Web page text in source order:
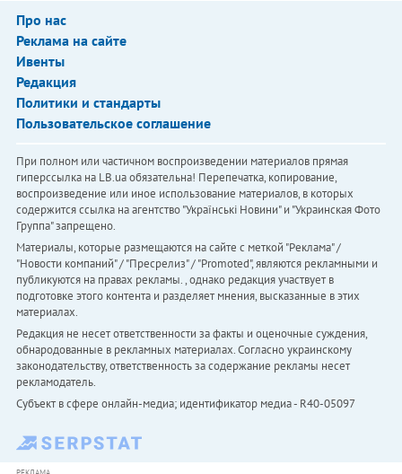
Про нас
Реклама на сайте
Ивенты
Редакция
Политики и стандарты
Пользовательское соглашение
При полном или частичном воспроизведении материалов прямая
гиперссылка на LB.ua обязательна! Перепечатка, копирование,
воспроизведение или иное использование материалов, в которых
содержится ссылка на агентство "Українськi Новини" и "Украинская Фото
Группа" запрещено.
Материалы, которые размещаются на сайте с меткой "Реклама" /
"Новости компаний" / "Пресрелиз" / "Promoted", являются рекламными и
публикуются на правах рекламы. , однако редакция участвует в
подготовке этого контента и разделяет мнения, высказанные в этих
материалах.
Редакция не несет ответственности за факты и оценочные суждения,
обнародованные в рекламных материалах. Согласно украинскому
законодательству, ответственность за содержание рекламы несет
рекламодатель.
Субъект в сфере онлайн-медиа; идентификатор медиа - R40-05097